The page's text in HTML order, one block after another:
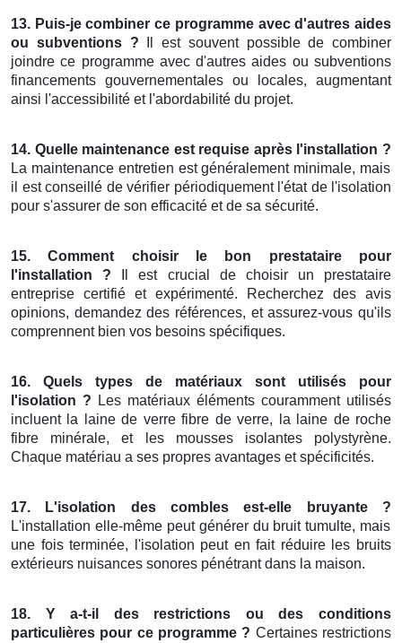
13. Puis-je combiner ce programme avec d'autres aides
ou subventions ? Il est souvent possible de combiner
joindre ce programme avec d'autres aides ou subventions
financements gouvernementales ou locales, augmentant
ainsi l'accessibilité et l'abordabilité du projet.
14. Quelle maintenance est requise après l'installation ?
La maintenance entretien est généralement minimale, mais
il est conseillé de vérifier périodiquement l'état de l'isolation
pour s'assurer de son efficacité et de sa sécurité.
15. Comment choisir le bon prestataire pour
l'installation ? Il est crucial de choisir un prestataire
entreprise certifié et expérimenté. Recherchez des avis
opinions, demandez des références, et assurez-vous qu'ils
comprennent bien vos besoins spécifiques.
16. Quels types de matériaux sont utilisés pour
l'isolation ? Les matériaux éléments couramment utilisés
incluent la laine de verre fibre de verre, la laine de roche
fibre minérale, et les mousses isolantes polystyrène.
Chaque matériau a ses propres avantages et spécificités.
17. L'isolation des combles est-elle bruyante ?
L'installation elle-même peut générer du bruit tumulte, mais
une fois terminée, l'isolation peut en fait réduire les bruits
extérieurs nuisances sonores pénétrant dans la maison.
18. Y a-t-il des restrictions ou des conditions
particulières pour ce programme ? Certaines restrictions